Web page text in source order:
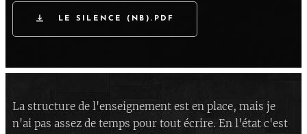
LE SILENCE (NB).PDF
La structure de l'enseignement est en place, mais je
n'ai pas assez de temps pour tout écrire. En l'état c'est